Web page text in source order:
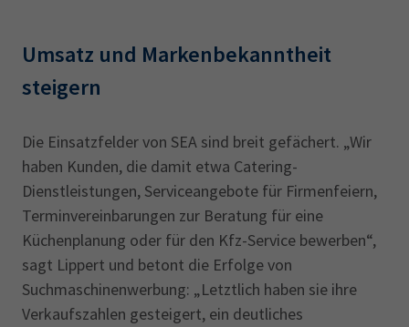
Umsatz und Markenbekanntheit
steigern
Die Einsatzfelder von SEA sind breit gefächert. „Wir
haben Kunden, die damit etwa Catering-
Dienstleistungen, Serviceangebote für Firmenfeiern,
Terminvereinbarungen zur Beratung für eine
Küchenplanung oder für den Kfz-Service bewerben“,
sagt Lippert und betont die Erfolge von
Suchmaschinenwerbung: „Letztlich haben sie ihre
Verkaufszahlen gesteigert, ein deutliches